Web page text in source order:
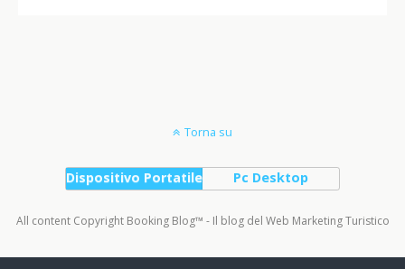
Torna su
Dispositivo Portatile Pc Desktop
All content Copyright Booking Blog™ - Il blog del Web Marketing Turistico